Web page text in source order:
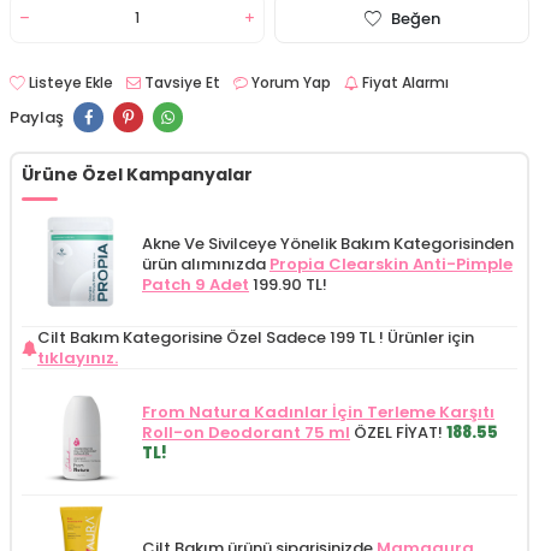
Beğen
Listeye Ekle Tavsiye Et Yorum Yap Fiyat Alarmı
Paylaş
Ürüne Özel Kampanyalar
Akne Ve Sivilceye Yönelik Bakım Kategorisinden
ürün alımınızda Propia Clearskin Anti-Pimple
Patch 9 Adet 199.90 TL!
Cilt Bakım Kategorisine Özel Sadece 199 TL ! Ürünler için
tıklayınız.
From Natura Kadınlar İçin Terleme Karşıtı
Roll-on Deodorant 75 ml ÖZEL FİYAT! 188.55
TL!